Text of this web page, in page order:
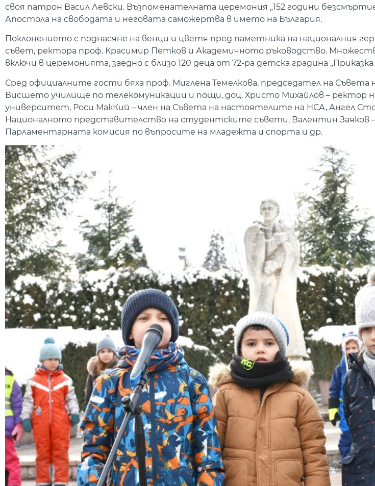
своя патрон Васил Левски. Възпоменателната церемония „152 години
Апостола на свободата и неговата саможертва в името на България.
Поклонението с поднасяне на венци и цветя пред паметника на националния
съвет, ректора проф. Красимир Петков и Академичното ръководство.
включи в церемонията, заедно с близо 120 деца от 72-ра детска градина „Приказка
Сред официалните гости бяха проф. Миглена Темелкова, председател на
Висшето училище по телекомуникации и пощи, доц. Христо Михайлов – ректор
университет, Роси МакКий – член на Съвета на настоятелите на НСА, Ангел
Националното представителство на студентските съвети, Валентин Заяков
Парламентарната комисия по въпросите на младежта и спорта и др.